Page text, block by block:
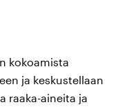
kokoamista
ja keskustellaan
raaka-aineita ja